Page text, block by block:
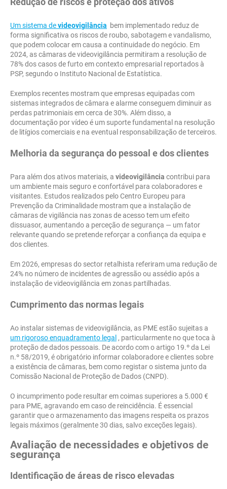
Um sistema devideovigilância bem implementado reduz de
forma significativa os riscos de roubo, sabotagem e vandalismo,
que podem colocar em causa a continuidade do negócio. Em
2024, as câmaras de videovigilância permitiram a resolução de
78% dos casos de furto em contexto empresarial reportados à
PSP, segundo o Instituto Nacional de Estatística.
Exemplos recentes mostram que empresas equipadas com
sistemas integrados de câmara e alarme conseguem diminuir as
perdas patrimoniais em cerca de 30%. Além disso, a
documentação por vídeo é um suporte fundamental na resolução
de litígios comerciais e na eventual responsabilização de terceiros.
Melhoria da segurança do pessoal e dos clientes
Para além dos ativos materiais, a videovigilância contribui para
um ambiente mais seguro e confortável para colaboradores e
visitantes. Estudos realizados pelo Centro Europeu para
Prevenção da Criminalidade mostram que a instalação de
câmaras de vigilância nas zonas de acesso tem um efeito
dissuasor, aumentando a perceção de segurança — um fator
relevante quando se pretende reforçar a confiança da equipa e
dos clientes.
Em 2026, empresas do sector retalhista referiram uma redução de
24% no número de incidentes de agressão ou assédio após a
instalação de videovigilância em zonas partilhadas.
Cumprimento das normas legais
Ao instalar sistemas de videovigilância, as PME estão sujeitas a
um rigoroso enquadramento legal , particularmente no que toca à
proteção de dados pessoais. De acordo com o artigo 19.º da Lei
n.º 58/2019, é obrigatório informar colaboradore e clientes sobre
a existência de câmaras, bem como registar o sistema junto da
Comissão Nacional de Proteção de Dados (CNPD).
O incumprimento pode resultar em coimas superiores a 5.000 €
para PME, agravando em caso de reincidência. É essencial
garantir que o armazenamento das imagens respeita os prazos
legais máximos (geralmente 30 dias, salvo exceções legais).
Avaliação de necessidades e objetivos de
segurança
Identificação de áreas de risco elevadas